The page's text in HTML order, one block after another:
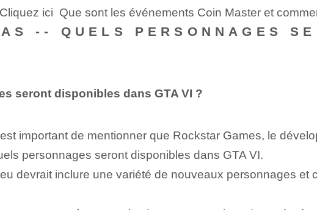
ici Que sont les événements Coin Master et
-- QUELS PERSONNAGES
seront disponibles dans GTA VI ?
important de mentionner que Rockstar Games, le
personnages seront disponibles dans GTA VI.
devrait inclure une variété de nouveaux personnages